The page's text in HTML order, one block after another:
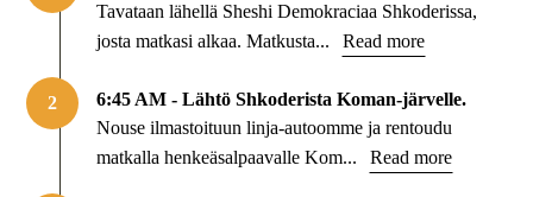
Tavataan lähellä Sheshi Demokraciaa Shkoderissa,
josta matkasi alkaa. Matkusta...
Read more
2
6:45 AM - Lähtö Shkoderista Koman-järvelle.
Nouse ilmastoituun linja-autoomme ja rentoudu
matkalla henkeäsalpaavalle Kom...
Read more